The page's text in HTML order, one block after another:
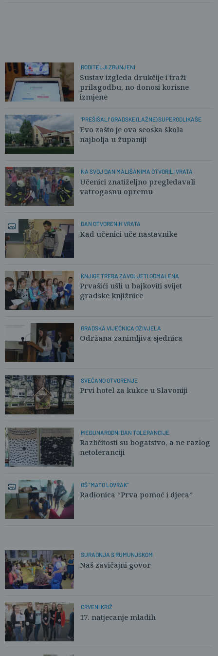
RODITELJI ZBUNJENI
Sustav izgleda drukčije i traži
prilagodbu, no donosi korisne
izmjene
'PREŠIŠALI' GRADSKE (LAŽNE) SUPERODLIKAŠE
Evo zašto je ova seoska škola
najbolja u županiji
NA SVOJ DAN MALIŠANIMA OTVORILI VRATA
Učenici znatiželjno pregledavali
vatrogasnu opremu
DAN OTVORENIH VRATA
Kad učenici uče nastavnike
KNJIGE TREBA ZAVOLJETI ODMALENA
Prvašići ušli u bajkoviti svijet
gradske knjižnice
GRADSKA VIJEĆNICA OŽIVJELA
Održana zanimljiva sjednica
SVEČANO OTVORENJE
Prvi hotel za kukce u Slavoniji
MEĐUNARODNI DAN TOLERANCIJE
Različitosti su bogatstvo, a ne razlog
netoleranciji
OŠ “MATO LOVRAK”
Radionica “Prva pomoć i djeca”
SURADNJA S RUMUNJSKOM
Naš zavičajni govor
CRVENI KRIŽ
17. natjecanje mladih